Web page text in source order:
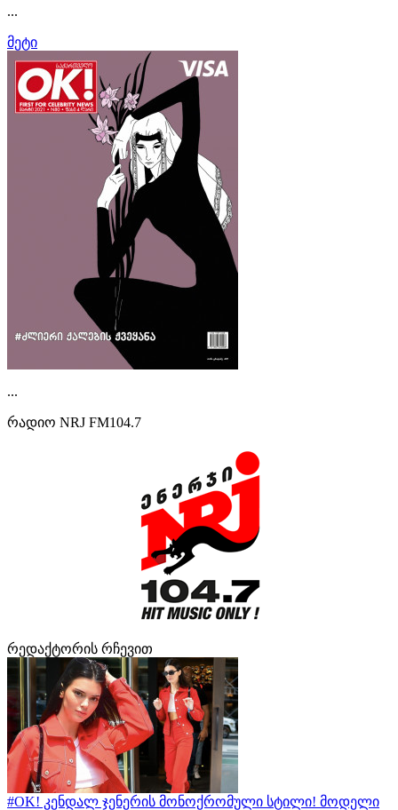
...
მეტი
...
რადიო NRJ FM104.7
რედაქტორის რჩევით
#OK! კენდალ ჯენერის მონოქრომული სტილი! მოდელი